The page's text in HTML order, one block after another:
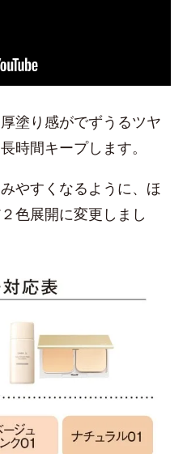
塗り感がでずうるツヤ
時間キープします。
やすくなるように、ほ
色展開に変更しまし